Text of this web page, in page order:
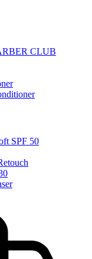
CLUB
SPF 50